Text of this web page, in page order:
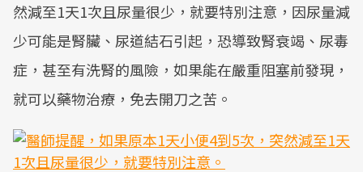
然減至1天1次且尿量很少，就要特別注意，因尿量減
少可能是腎臟、尿道結石引起，恐導致腎衰竭、尿毒
症，甚至有洗腎的風險，如果能在嚴重阻塞前發現，
就可以藥物治療，免去開刀之苦。